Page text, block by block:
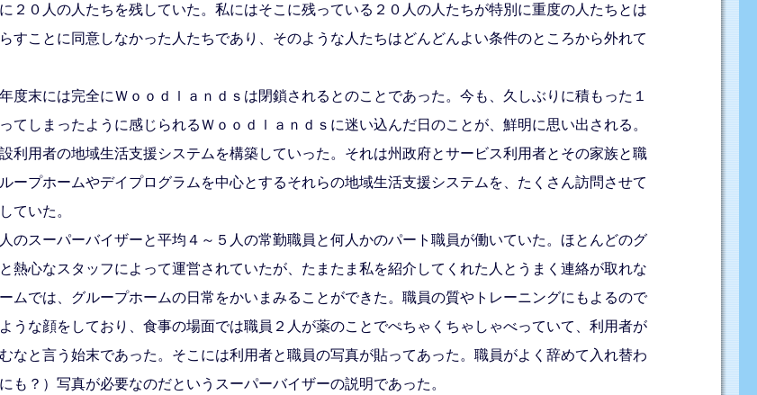
０人の人たちを残していた。私にはそこに残っている２０人の人たちが特別に重度の人たちとは
すことに同意しなかった人たちであり、そのような人たちはどんどんよい条件のところから外れて
末には完全にＷｏｏｄｌａｎｄｓは閉鎖されるとのことであった。今も、久しぶりに積もった１
てしまったように感じられるＷｏｏｄｌａｎｄｓに迷い込んだ日のことが、鮮明に思い出される。
用者の地域生活支援システムを構築していった。それは州政府とサービス利用者とその家族と職
ープホームやデイプログラムを中心とするそれらの地域生活支援システムを、たくさん訪問させて
ていた。
スーパーバイザーと平均４～５人の常勤職員と何人かのパート職員が働いていた。ほとんどのグ
熱心なスタッフによって運営されていたが、たまたま私を紹介してくれた人とうまく連絡が取れな
ムでは、グループホームの日常をかいまみることができた。職員の質やトレーニングにもよるので
うな顔をしており、食事の場面では職員２人が薬のことでぺちゃくちゃしゃべっていて、利用者が
なと言う始末であった。そこには利用者と職員の写真が貼ってあった。職員がよく辞めて入れ替わ
？）写真が必要なのだというスーパーバイザーの説明であった。